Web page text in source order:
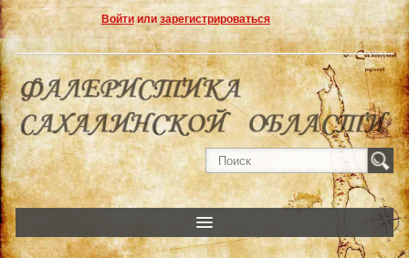
Войтиили зарегистрироваться